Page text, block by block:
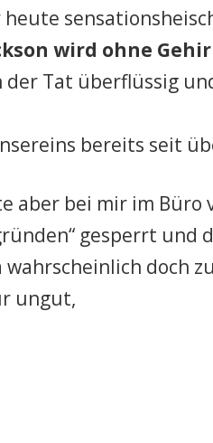
heute
wird ohne
der Tat überflüssig
bereits seit
aber bei mir im Büro
gesperrt und
wahrscheinlich doch
ungut,